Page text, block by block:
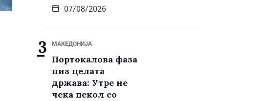
07/08/2026
МАКЕДОНИЈА
Портокалова фаза
низ целата
држава: Утре не
чека пекол со